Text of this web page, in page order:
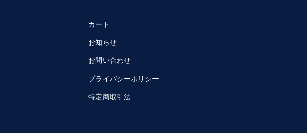
カート
お知らせ
お問い合わせ
プライバシーポリシー
特定商取引法